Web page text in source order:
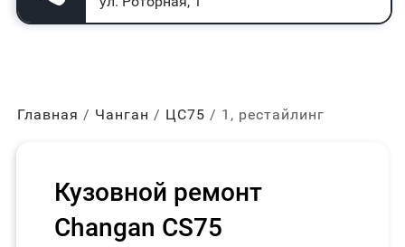
Главная Чанган ЦС75 1, рестайлинг
Кузовной ремонт
Changan CS75